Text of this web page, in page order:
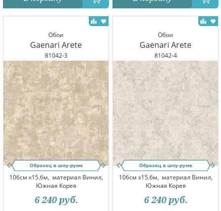
Обои
Gaenari Arete
81042-3
Образец в шоу-руме
106см x15.6м, материал Винил,
Южная Корея
6 240 руб.
Обои
Gaenari Arete
81042-4
Образец в шоу-руме
106см x15.6м, материал Винил,
Южная Корея
6 240 руб.